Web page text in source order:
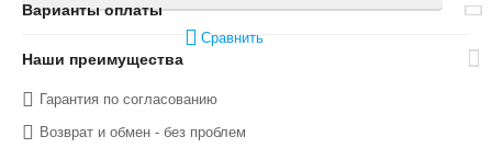
Сравнить
Варианты оплаты
Наши преимущества
Гарантия по согласованию
Возврат и обмен - без проблем